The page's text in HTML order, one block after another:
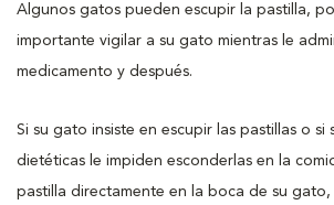
Algunos gatos pueden escupir la pastilla,
importante vigilar a su gato mientras le
medicamento y después.
Si su gato insiste en escupir las pastillas o si
dietéticas le impiden esconderlas en la
pastilla directamente en la boca de su